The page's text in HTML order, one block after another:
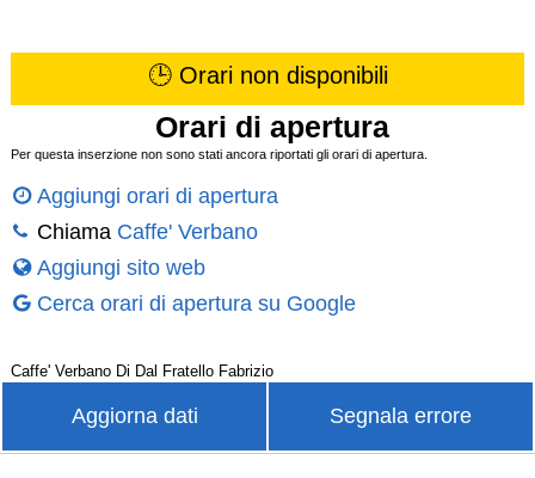
🕒 Orari non disponibili
Orari di apertura
Per questa inserzione non sono stati ancora riportati gli orari di apertura.
Aggiungi orari di apertura
Chiama Caffe' Verbano
Aggiungi sito web
Cerca orari di apertura su Google
Caffe' Verbano Di Dal Fratello Fabrizio
Aggiorna dati Segnala errore